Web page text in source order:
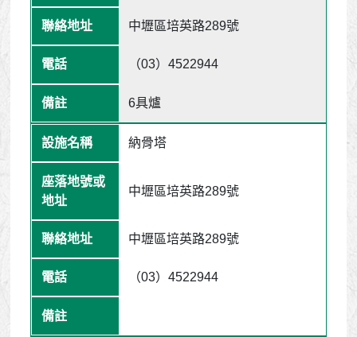
中壢區培英路289號
（03）4522944
6具爐
納骨塔
中壢區培英路289號
中壢區培英路289號
（03）4522944